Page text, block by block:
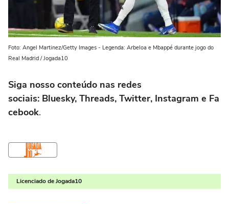
Foto: Angel Martinez/Getty Images - Legenda: Arbeloa e Mbappé durante jogo do
Real Madrid / Jogada10
Siga nosso conteúdo nas redes
sociais: Bluesky, Threads, Twitter, Instagram e Fa
cebook.
Licenciado de Jogada10